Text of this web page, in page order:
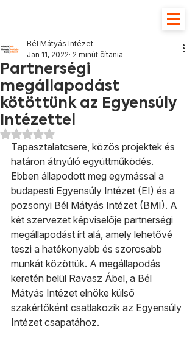
Partnerségi
megállapodást
kötöttünk az Egyensúly
Intézettel
Bél Mátyás Intézet
Jan 11, 2022 2 minút čítania
Hodnotenie NaN z 5 hviezdičiek.
Tapasztalatcsere, közös projektek és
határon átnyúló együttműködés.
Ebben állapodott meg egymással a
budapesti Egyensúly Intézet (EI) és a
pozsonyi Bél Mátyás Intézet (BMI). A
két szervezet képviselője partnerségi
megállapodást írt alá, amely lehetővé
teszi a hatékonyabb és szorosabb
munkát közöttük. A megállapodás
keretén belül Ravasz Ábel, a Bél
Mátyás Intézet elnöke külső
szakértőként csatlakozik az Egyensúly
Intézet csapatához.